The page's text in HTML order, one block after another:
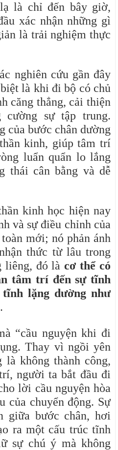
là chỉ đến bây giờ,
xác nhận những gì
là trải nghiệm thực
nghiên cứu gần đây
là khi đi bộ có chủ
căng thẳng, cải thiện
cường sự tập trung.
của bước chân dường
kinh, giúp tâm trí
luẩn quẩn lo lắng
thái cân bằng và dễ
kinh học hiện nay
và sự điều chỉnh của
mới; nó phản ánh
thức từ lâu trong
liêng, đó làcơ thể có
tâm trí đến sự tĩnh
lặng dường như
.
“cầu nguyện khi đi
Thay vì ngồi yên
là không thành công,
người ta bắt đầu đi
lời cầu nguyện hòa
của chuyển động. Sự
giữa bước chân, hơi
ra một cấu trúc tĩnh
sự chú ý mà không